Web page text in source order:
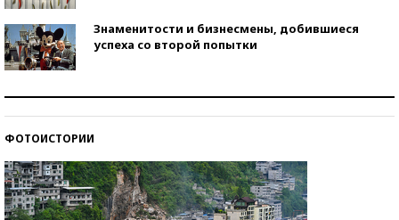
Знаменитости и бизнесмены, добившиеся
успеха со второй попытки
ФОТОИСТОРИИ